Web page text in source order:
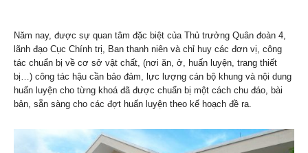
Năm nay, được sự quan tâm đặc biệt của Thủ trưởng Quân đoàn 4,
lãnh đạo Cục Chính trị, Ban thanh niên và chỉ huy các đơn vị, công
tác chuẩn bị về cơ sở vật chất, (nơi ăn, ở, huấn luyện, trang thiết
bị…) công tác hậu cần bảo đảm, lực lượng cán bộ khung và nội dung
huấn luyện cho từng khoá đã được chuẩn bị một cách chu đáo, bài
bản, sẵn sàng cho các đợt huấn luyện theo kế hoạch đề ra.